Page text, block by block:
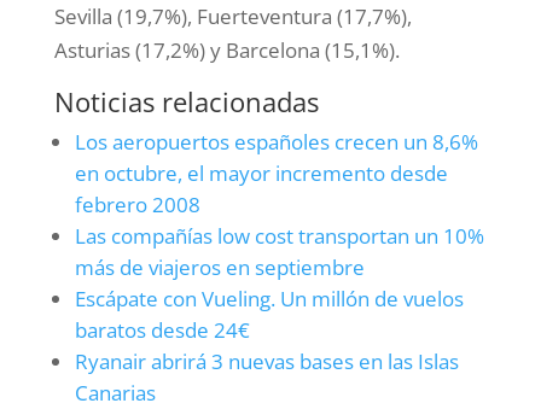
Sevilla (19,7%), Fuerteventura (17,7%),
Asturias (17,2%) y Barcelona (15,1%).
Noticias relacionadas
Los aeropuertos españoles crecen un 8,6%
en octubre, el mayor incremento desde
febrero 2008
Las compañías low cost transportan un 10%
más de viajeros en septiembre
Escápate con Vueling. Un millón de vuelos
baratos desde 24€
Ryanair abrirá 3 nuevas bases en las Islas
Canarias